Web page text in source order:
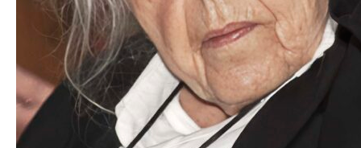
František Skála - film Veřejný prostor
Adriena Šimotová
Richard Štipl v Benátkách
Langweiluv model v Praze
Japanolog Petr Geisler, foto: Petr Šálek
©Frank Kortan,Yellow Shark, portrét Franka Zappy
Nové Svatovítské varhany